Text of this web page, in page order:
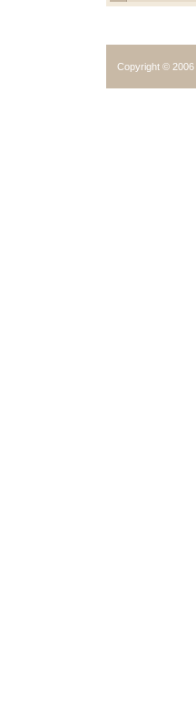
Copyright © 2006